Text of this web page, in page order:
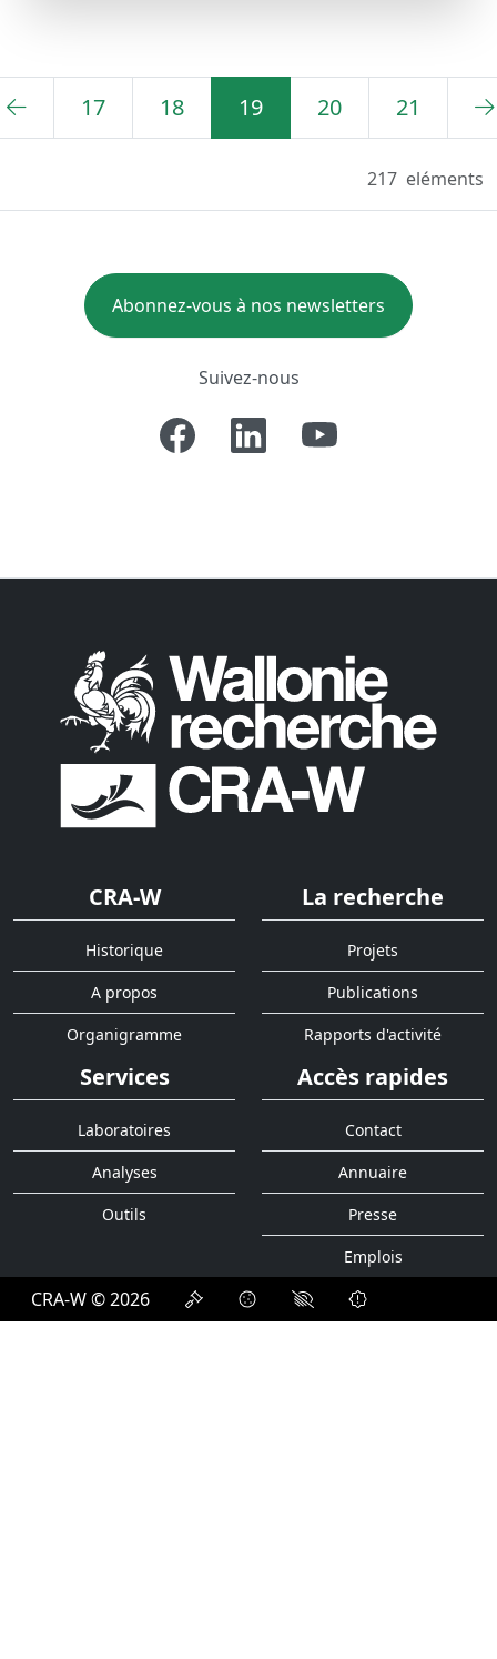
17 18 19 20 21
217 eléments
Abonnez-vous à nos newsletters
Suivez-nous
CRA-W
Historique
A propos
Organigramme
La recherche
Projets
Publications
Rapports d'activité
Services
Laboratoires
Analyses
Outils
Accès rapides
Contact
Annuaire
Presse
Emplois
CRA-W © 2026